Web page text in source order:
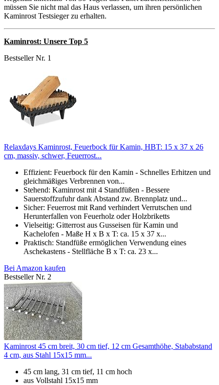
müssen Sie nicht mal das Haus verlassen, um ihren persönlichen
Kaminrost Testsieger zu erhalten.
Kaminrost: Unsere Top 5
Bestseller Nr. 1
Relaxdays Kaminrost, Feuerbock für Kamin, HBT: 15 x 37 x 26
cm, massiv, schwer, Feuerrost...
Effizient: Feuerbock für den Kamin - Schnelles Erhitzen und
gleichmäßiges Verbrennen von...
Stehend: Kaminrost mit 4 Standfüßen - Bessere
Sauerstoffzufuhr dank Abstand zw. Brennplatz und...
Sicher: Feuerrost mit Rand verhindert Verrutschen und
Herunterfallen von Feuerholz oder Holzbriketts
Vielseitig: Gitterrost aus Gusseisen für Kamin und
Kachelofen - Maße H x B x T: ca. 15 x 37 x...
Praktisch: Standfüße ermöglichen Verwendung eines
Aschekastens - Stellfläche B x T: ca. 23 x...
Bei Amazon kaufen
Bestseller Nr. 2
Kaminrost 45 cm breit, 30 cm tief, 12 cm Gesamthöhe, Stababstand
4 cm, aus Stahl 15x15 mm...
45 cm lang, 31 cm tief, 11 cm hoch
aus Vollstahl 15x15 mm